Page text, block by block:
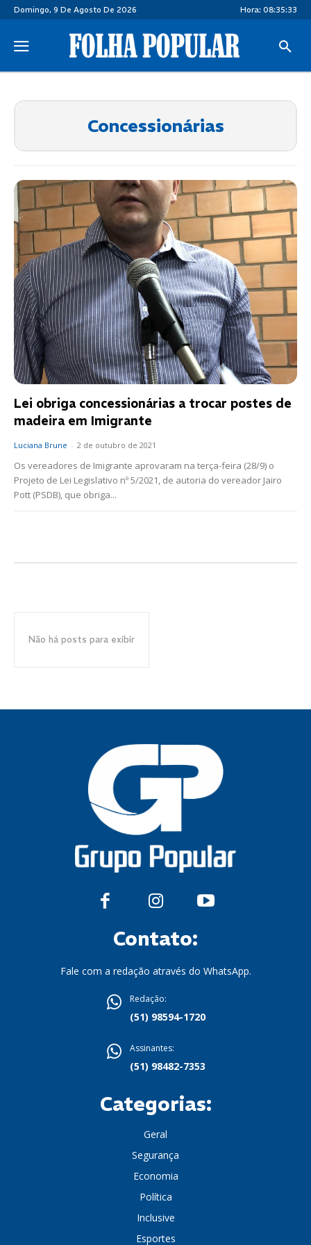
Domingo, 9 De Agosto De 2026 Hora: 08:35:34
Concessionárias
Lei obriga concessionárias a trocar postes de
madeira em Imigrante
Luciana Brune - 2 de outubro de 2021
Os vereadores de Imigrante aprovaram na terça-feira (28/9) o
Projeto de Lei Legislativo nº 5/2021, de autoria do vereador Jairo
Pott (PSDB), que obriga...
Não há posts para exibir
Contato:
Fale com a redação através do WhatsApp.
Redação:
(51) 98594-1720
Assinantes:
(51) 98482-7353
Categorias:
Geral
Segurança
Economia
Política
Inclusive
Esportes